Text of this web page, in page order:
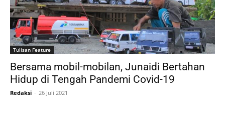
Tulisan Feature
Bersama mobil-mobilan, Junaidi Bertahan
Hidup di Tengah Pandemi Covid-19
Redaksi - 26 Juli 2021